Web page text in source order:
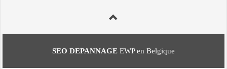
SEO DEPANNAGE EWP en Belgique